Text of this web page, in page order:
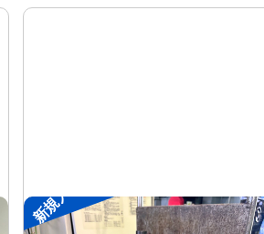
新規入荷
大型マシンバイス